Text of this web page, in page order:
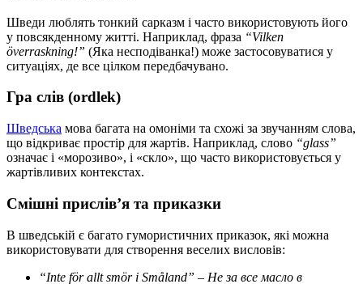
Шведи люблять тонкий сарказм і часто використовують його
у повсякденному житті. Наприклад, фраза “Vilken
överraskning!” (Яка несподіванка!) може застосовуватися у
ситуаціях, де все цілком передбачувано.
Гра слів (ordlek)
Шведська мова багата на омоніми та схожі за звучанням слова,
що відкриває простір для жартів. Наприклад, слово “glass”
означає і «морозиво», і «скло», що часто використовується у
жартівливих контекстах.
Смішні прислів’я та приказки
В шведській є багато гумористичних приказок, які можна
використовувати для створення веселих висловів:
“Inte för allt smör i Småland” – Не за все масло в